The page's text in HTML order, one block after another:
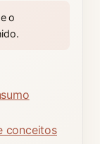
o
conceitos